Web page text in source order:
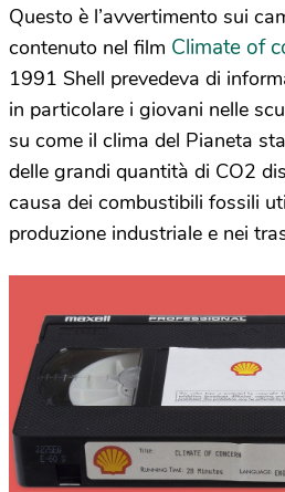
Questo è l’avvertimento sui
contenuto nel film Climate of
1991 Shell prevedeva di
in particolare i giovani nelle
su come il clima del Pianeta
delle grandi quantità di CO2
causa dei combustibili fossili
produzione industriale e nei